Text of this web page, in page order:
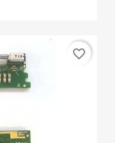
favorite_border